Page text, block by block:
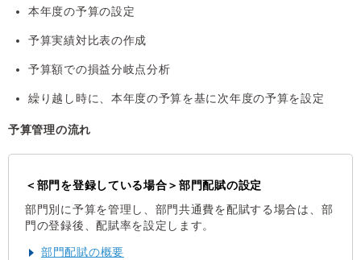
本年度の予算の設定
予算実績対比表の作成
予算額での損益分岐点分析
繰り越し時に、本年度の予算を基に次年度の予算を設定
予算管理の流れ
＜部門を登録している場合＞部門配賦の設定
部門別に予算を管理し、部門共通費を配賦する場合は、部
門の登録後、配賦率を設定します。
部門配賦の概要